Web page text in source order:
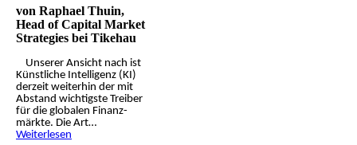
von Raphael Thuin,
Head of Capital Market
Strategies bei Tikehau
Unserer Ansicht nach ist
Künst­liche Intelli­genz (KI)
derzeit weiter­hin der mit
Abstand wichtigste Treiber
für die globalen Finanz­
märkte. Die Art…
Weiterlesen